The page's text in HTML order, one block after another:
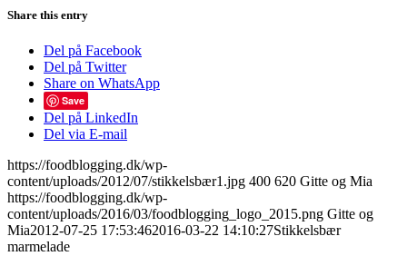
Share this entry
Del på Facebook
Del på Twitter
Share on WhatsApp
Save
Del på LinkedIn
Del via E-mail
https://foodblogging.dk/wp-
content/uploads/2012/07/stikkelsbær1.jpg 400 620 Gitte og Mia
https://foodblogging.dk/wp-
content/uploads/2016/03/foodblogging_logo_2015.png Gitte og
Mia2012-07-25 17:53:462016-03-22 14:10:27Stikkelsbær
marmelade